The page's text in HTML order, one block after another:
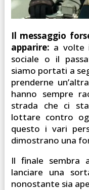
Il messaggio
apparire: a volte
sociale o il
siamo portati a
prenderne
hanno sempre
strada che ci
lottare contro
questo i vari
dimostrano una
Il finale sembra
lanciare una
nonostante sia